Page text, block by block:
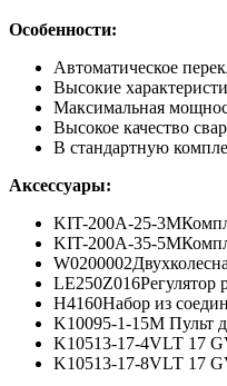
Особенности:
Автоматическое
Высокие
Максимальная
Высокое качество
В стандартную
Аксессуары:
KIT-200A-25-
KIT-200A-35-
LE250Z016Регулятор
H4160Набор из
K10095-1-15M Пульт
K10513-17-4VLT 17
K10513-17-8VLT 17